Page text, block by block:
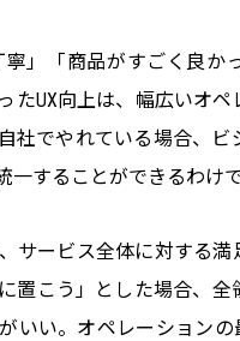
」「商品がすごく良か
たUX向上は、幅広いオ
社でやれている場合、ビ
することができるわけで
サービス全体に対する満
置こう」とした場合、全
いい。オペレーションの